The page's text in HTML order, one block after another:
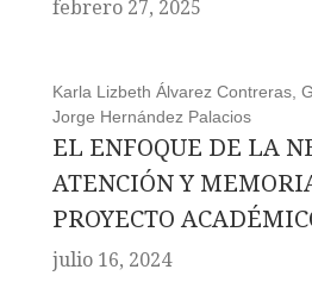
febrero 27, 2025
Karla Lizbeth Álvarez Contreras,
Jorge Hernández Palacios
EL ENFOQUE DE LA
ATENCIÓN Y
PROYECTO
julio 16, 2024